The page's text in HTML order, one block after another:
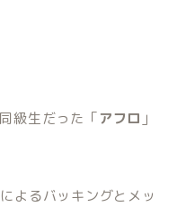
級生だった「アフロ 」
よるバッキングとメッ